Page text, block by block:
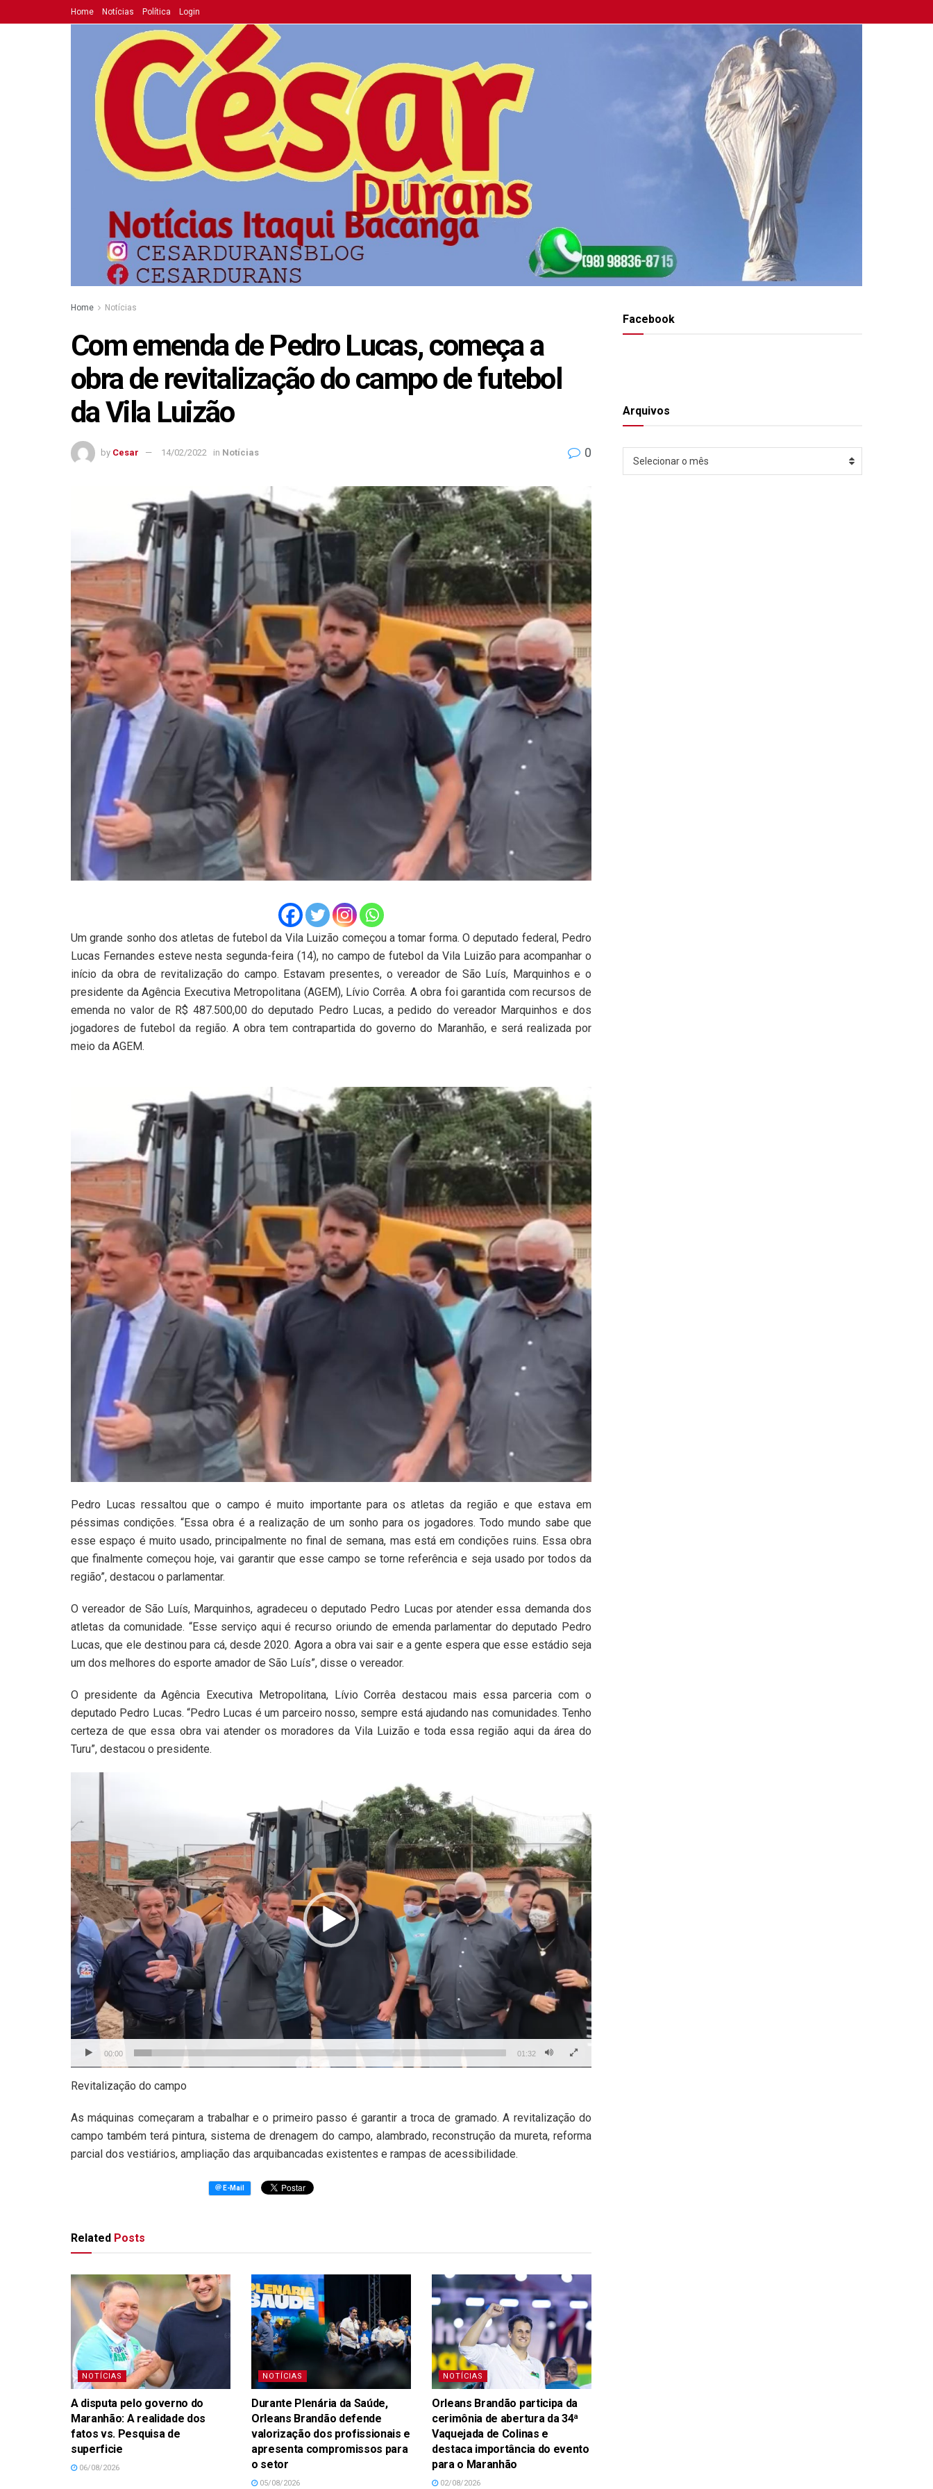
Home Notícias Política Login
Home Notícias
Com emenda de Pedro Lucas, começa a
obra de revitalização do campo de futebol
da Vila Luizão
by Cesar 14/02/2022 in Notícias 0
Um grande sonho dos atletas de futebol da Vila Luizão começou a tomar forma. O deputado federal, Pedro
Lucas Fernandes esteve nesta segunda-feira (14), no campo de futebol da Vila Luizão para acompanhar o
início da obra de revitalização do campo. Estavam presentes, o vereador de São Luís, Marquinhos e o
presidente da Agência Executiva Metropolitana (AGEM), Lívio Corrêa. A obra foi garantida com recursos de
emenda no valor de R$ 487.500,00 do deputado Pedro Lucas, a pedido do vereador Marquinhos e dos
jogadores de futebol da região. A obra tem contrapartida do governo do Maranhão, e será realizada por
meio da AGEM.
Pedro Lucas ressaltou que o campo é muito importante para os atletas da região e que estava em
péssimas condições. “Essa obra é a realização de um sonho para os jogadores. Todo mundo sabe que
esse espaço é muito usado, principalmente no final de semana, mas está em condições ruins. Essa obra
que finalmente começou hoje, vai garantir que esse campo se torne referência e seja usado por todos da
região”, destacou o parlamentar.
O vereador de São Luís, Marquinhos, agradeceu o deputado Pedro Lucas por atender essa demanda dos
atletas da comunidade. “Esse serviço aqui é recurso oriundo de emenda parlamentar do deputado Pedro
Lucas, que ele destinou para cá, desde 2020. Agora a obra vai sair e a gente espera que esse estádio seja
um dos melhores do esporte amador de São Luís”, disse o vereador.
O presidente da Agência Executiva Metropolitana, Lívio Corrêa destacou mais essa parceria com o
deputado Pedro Lucas. “Pedro Lucas é um parceiro nosso, sempre está ajudando nas comunidades. Tenho
certeza de que essa obra vai atender os moradores da Vila Luizão e toda essa região aqui da área do
Turu”, destacou o presidente.
Tocador
00:00 01:32
Revitalização do campo
As máquinas começaram a trabalhar e o primeiro passo é garantir a troca de gramado. A revitalização do
campo também terá pintura, sistema de drenagem do campo, alambrado, reconstrução da mureta, reforma
parcial dos vestiários, ampliação das arquibancadas existentes e rampas de acessibilidade.
Related Posts
NOTÍCIAS
A disputa pelo governo do
Maranhão: A realidade dos
fatos vs. Pesquisa de
superficie
06/08/2026
NOTÍCIAS
Durante Plenária da Saúde,
Orleans Brandão defende
valorização dos profissionais e
apresenta compromissos para
o setor
05/08/2026
NOTÍCIAS
Orleans Brandão participa da
cerimônia de abertura da 34ª
Vaquejada de Colinas e
destaca importância do evento
para o Maranhão
02/08/2026
Facebook
Arquivos
Arquivos
Selecionar o mês